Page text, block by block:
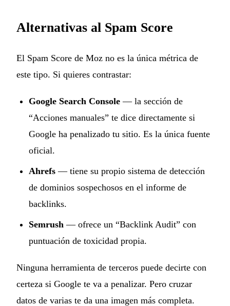
Alternativas al Spam Score
El Spam Score de Moz no es la única métrica de
este tipo. Si quieres contrastar:
Google Search Console — la sección de
“Acciones manuales” te dice directamente si
Google ha penalizado tu sitio. Es la única fuente
oficial.
Ahrefs — tiene su propio sistema de detección
de dominios sospechosos en el informe de
backlinks.
Semrush — ofrece un “Backlink Audit” con
puntuación de toxicidad propia.
Ninguna herramienta de terceros puede decirte con
certeza si Google te va a penalizar. Pero cruzar
datos de varias te da una imagen más completa.